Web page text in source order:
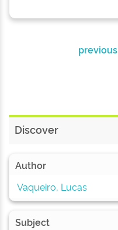
previous
Discover
Author
Vaqueiro, Lucas
Subject